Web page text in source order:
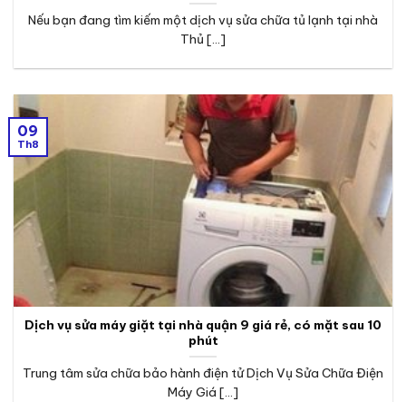
Nếu bạn đang tìm kiếm một dịch vụ sửa chữa tủ lạnh tại nhà
Thủ [...]
Dịch vụ sửa máy giặt tại nhà quận 9 giá rẻ, có mặt sau 10
phút
Trung tâm sửa chữa bảo hành điện tử Dịch Vụ Sửa Chữa Điện
Máy Giá [...]
09
Th8